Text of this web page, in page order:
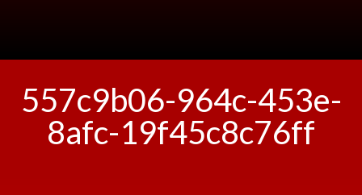
557c9b06-964c-453e-
8afc-19f45c8c76ff